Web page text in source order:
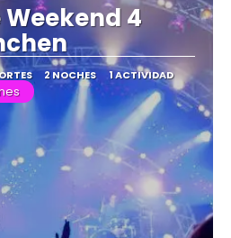
4
2 NOCHES 1 ACTIVIDAD